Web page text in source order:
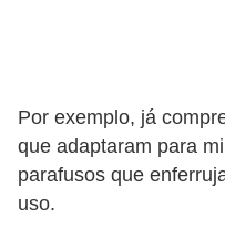
Por exemplo, já
que adaptaram para
parafusos que
uso.
â
n
s